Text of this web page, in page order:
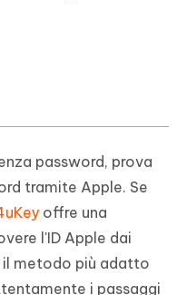
password, prova
tramite Apple. Se
offre una
l'ID Apple dai
metodo più adatto
i passaggi